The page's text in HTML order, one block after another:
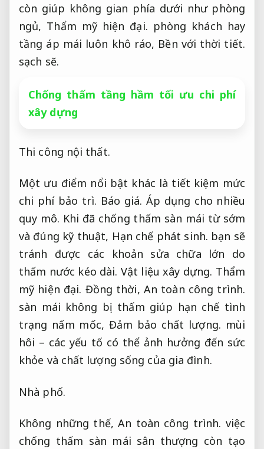
còn giúp không gian phía dưới như phòng
ngủ, Thẩm mỹ hiện đại. phòng khách hay
tầng áp mái luôn khô ráo, Bền với thời tiết.
sạch sẽ.
Chống thấm tầng hầm tối ưu chi phí
xây dựng
Thi công nội thất.
Một ưu điểm nổi bật khác là tiết kiệm mức
chi phí bảo trì. Báo giá. Áp dụng cho nhiều
quy mô. Khi đã chống thấm sàn mái từ sớm
và đúng kỹ thuật, Hạn chế phát sinh. bạn sẽ
tránh được các khoản sửa chữa lớn do
thấm nước kéo dài. Vật liệu xây dựng. Thẩm
mỹ hiện đại. Đồng thời, An toàn công trình.
sàn mái không bị thấm giúp hạn chế tình
trạng nấm mốc, Đảm bảo chất lượng. mùi
hôi – các yếu tố có thể ảnh hưởng đến sức
khỏe và chất lượng sống của gia đình.
Nhà phố.
Không những thế,An toàn công trình. việc
chống thấm sàn mái sân thượng còn tạo